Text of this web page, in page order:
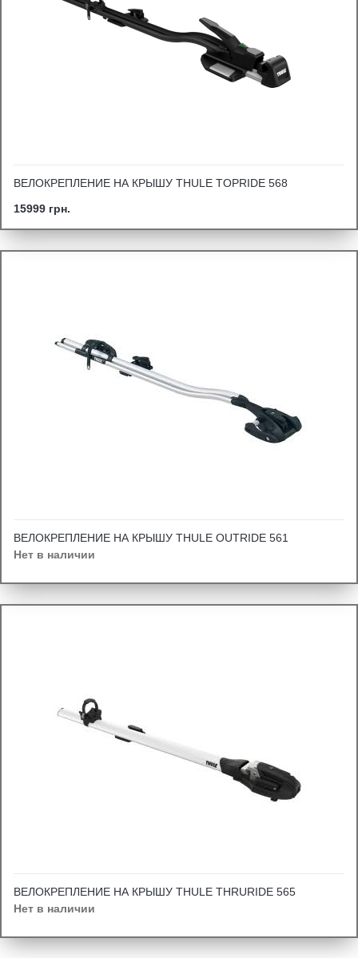
ВЕЛОКРЕПЛЕНИЕ НА КРЫШУ THULE TOPRIDE 568
15999 грн.
ВЕЛОКРЕПЛЕНИЕ НА КРЫШУ THULE OUTRIDE 561
Нет в наличии
ВЕЛОКРЕПЛЕНИЕ НА КРЫШУ THULE THRURIDE 565
Нет в наличии